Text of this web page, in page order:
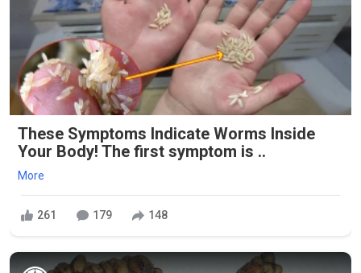
These Symptoms Indicate Worms Inside
Your Body! The first symptom is ..
More
261 179 148